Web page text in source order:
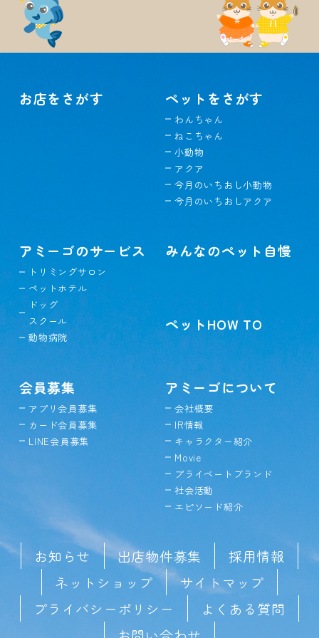
お店をさがす ペットをさがす
わんちゃん
ねこちゃん
小動物
アクア
今月のいちおし小動物
今月のいちおしアクア
アミーゴのサービス
トリミングサロン
ペットホテル
ドッグ
スクール
動物病院
みんなのペット自慢
ペットHOW TO
会員募集
アプリ会員募集
カード会員募集
LINE会員募集
アミーゴについて
会社概要
IR情報
キャラクター紹介
Movie
プライベートブランド
社会活動
エピソード紹介
お知らせ 出店物件募集
採用情報
ネットショップ
サイトマップ
プライバシーポリシー
よくある質問